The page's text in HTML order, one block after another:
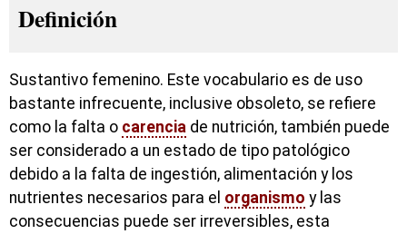
Definición
Sustantivo femenino. Este vocabulario es de uso
bastante infrecuente, inclusive obsoleto, se refiere
como la falta o carencia de nutrición, también puede
ser considerado a un estado de tipo patológico
debido a la falta de ingestión, alimentación y los
nutrientes necesarios para el organismo y las
consecuencias puede ser irreversibles, esta